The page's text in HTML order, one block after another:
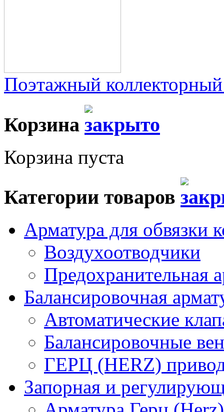
Поэтажный
Корзина
Корзина пуста
Категории товаров
Арматура для обвязки
Воздухоотводчики
Предохранительная
Балансировочная
Автоматические
Балансировочные
ГЕРЦ (HERZ)
Запорная и